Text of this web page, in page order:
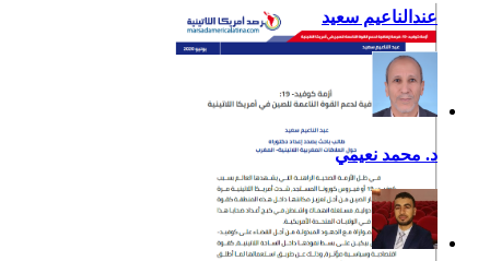
عندالناعيم سعيد
د. محمد نعيمي